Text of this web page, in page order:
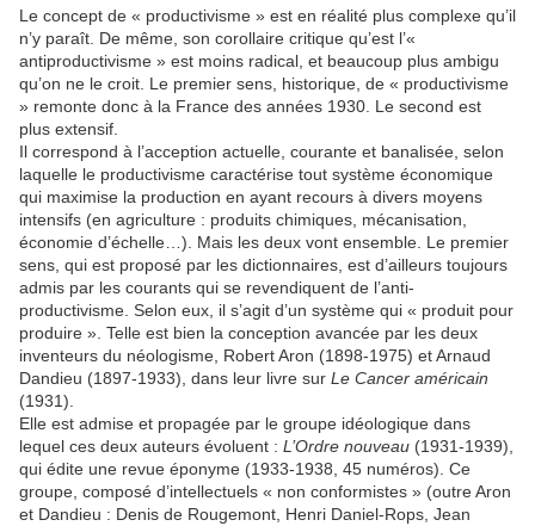
Le concept de « productivisme » est en réalité plus complexe qu’il
n’y paraît. De même, son corollaire critique qu’est l’«
antiproductivisme » est moins radical, et beaucoup plus ambigu
qu’on ne le croit. Le premier sens, historique, de « productivisme
» remonte donc à la France des années 1930. Le second est
plus extensif.
Il correspond à l’acception actuelle, courante et banalisée, selon
laquelle le productivisme caractérise tout système économique
qui maximise la production en ayant recours à divers moyens
intensifs (en agriculture : produits chimiques, mécanisation,
économie d’échelle…). Mais les deux vont ensemble. Le premier
sens, qui est proposé par les dictionnaires, est d’ailleurs toujours
admis par les courants qui se revendiquent de l’anti-
productivisme. Selon eux, il s’agit d’un système qui « produit pour
produire ». Telle est bien la conception avancée par les deux
inventeurs du néologisme, Robert Aron (1898-1975) et Arnaud
Dandieu (1897-1933), dans leur livre sur Le Cancer américain
(1931).
Elle est admise et propagée par le groupe idéologique dans
lequel ces deux auteurs évoluent : L’Ordre nouveau (1931-1939),
qui édite une revue éponyme (1933-1938, 45 numéros). Ce
groupe, composé d’intellectuels « non conformistes » (outre Aron
et Dandieu : Denis de Rougemont, Henri Daniel-Rops, Jean